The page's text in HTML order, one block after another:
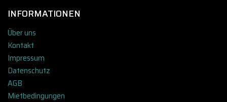
INFORMATIONEN
Über uns
Kontakt
Impressum
Datenschutz
AGB
Mietbedingungen